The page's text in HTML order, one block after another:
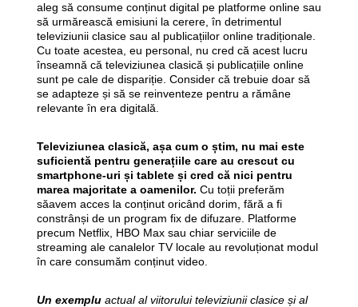
aleg să consume conținut digital pe platforme online sau
să urmărească emisiuni la cerere, în detrimentul
televiziunii clasice sau al publicațiilor online tradiționale.
Cu toate acestea, eu personal, nu cred că acest lucru
înseamnă că televiziunea clasică și publicațiile online
sunt pe cale de dispariție. Consider că trebuie doar să
se adapteze și să se reinventeze pentru a rămâne
relevante în era digitală.
Televiziunea clasică, așa cum o știm, nu mai este
suficientă pentru generațiile care au crescut cu
smartphone-uri și tablete și cred că nici pentru
marea majoritate a oamenilor. Cu toții preferăm
săavem acces la conținut oricând dorim, fără a fi
constrânși de un program fix de difuzare. Platforme
precum Netflix, HBO Max sau chiar serviciile de
streaming ale canalelor TV locale au revoluționat modul
în care consumăm conținut video.
Un exempluactual al viitorului televiziunii clasice și al